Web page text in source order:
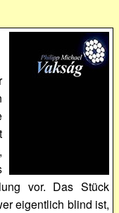
vor. Das Stück
eigentlich blind ist,